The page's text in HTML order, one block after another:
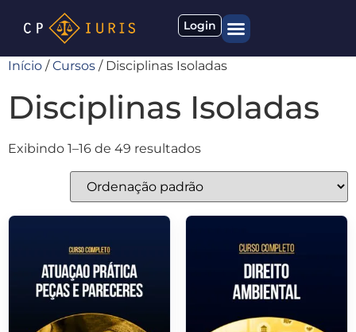
Login
Início /Cursos / Disciplinas Isoladas
Disciplinas Isoladas
Exibindo 1–16 de 49 resultados